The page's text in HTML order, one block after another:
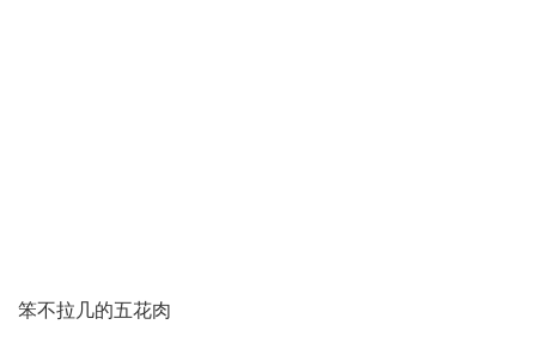
笨不拉几的五花肉